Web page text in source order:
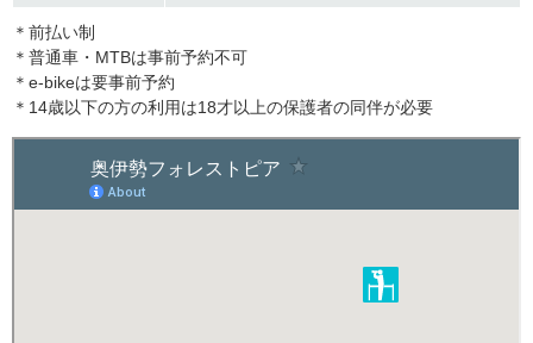
＊前払い制
＊普通車・MTBは事前予約不可
＊e-bikeは要事前予約
＊14歳以下の方の利用は18才以上の保護者の同伴が必要